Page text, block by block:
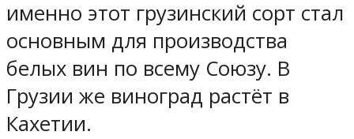
именно этот грузинский сорт стал
основным для производства
белых вин по всему Союзу. В
Грузии же виноград растёт в
Кахетии.